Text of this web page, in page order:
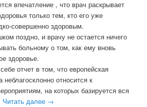
впечатление , что врач раскрывает
только тем, кто его уже
совершенно здоровым.
поздно, и врачу не остается ничего
больному о том, как ему вновь
здоровье.
отчет в том, что европейская
относится к
на которых базируется вся
Читать далее →